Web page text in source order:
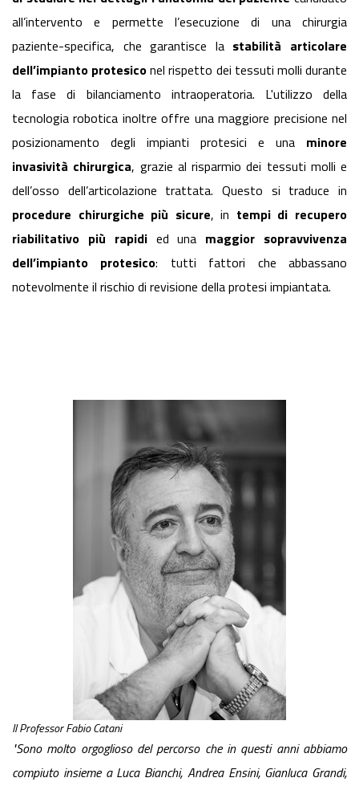
all’intervento e permette l’esecuzione di una chirurgia
paziente-specifica, che garantisce la stabilità articolare
dell’impianto protesiconel rispetto dei tessuti molli durante
la fase di bilanciamento intraoperatoria. L'utilizzo della
tecnologia robotica inoltre offre una maggiore precisione nel
posizionamento degli impianti protesici e una minore
invasività chirurgica, grazie al risparmio dei tessuti molli e
dell’osso dell’articolazione trattata. Questo si traduce in
procedure chirurgiche più sicure, in tempi di recupero
riabilitativo più rapidied una maggior sopravvivenza
dell’impianto protesico: tutti fattori che abbassano
notevolmente il rischio di revisione della protesi impiantata.
Il Professor Fabio Catani
"Sono molto orgoglioso del percorso che in questi anniabbiamo
compiutoinsieme a Luca Bianchi, Andrea Ensini, Gianluca Grandi,